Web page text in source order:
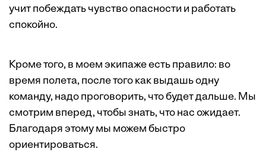
учит побеждать чувство опасности и работать
спокойно.
Кроме того, в моем экипаже есть правило: во
время полета, после того как выдашь одну
команду, надо проговорить, что будет дальше. Мы
смотрим вперед, чтобы знать, что нас ожидает.
Благодаря этому мы можем быстро
ориентироваться.